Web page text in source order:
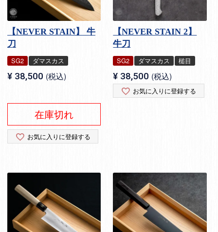
【NEVER STAIN】 牛
刀
SG2 ダマスカス
¥ 38,500 税込
在庫切れ
お気に入りに登録する
【NEVER STAIN 2】
牛刀
SG2 ダマスカス 槌目
¥ 38,500 税込
お気に入りに登録する